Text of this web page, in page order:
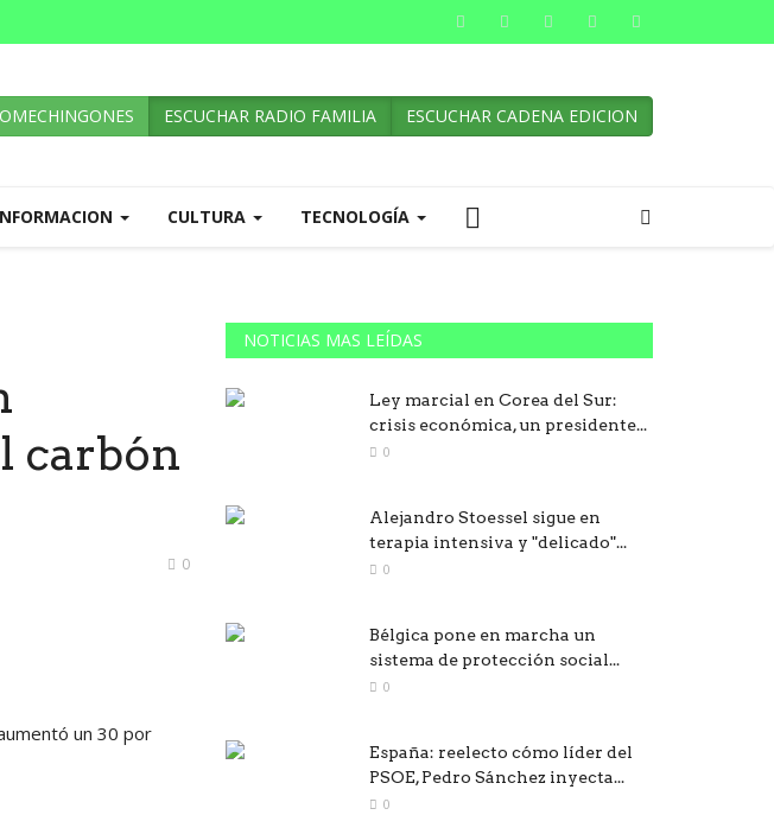
ESCUCHAR RADIO FAMILIA ESCUCHAR CADENA EDICION
CULTURA TECNOLOGÍA
carbón
0
un 30 por
NOTICIAS MAS LEÍDAS
Ley marcial en Corea del Sur:
crisis económica, un presidente...
0
Alejandro Stoessel sigue en
terapia intensiva y "delicado"...
0
Bélgica pone en marcha un
sistema de protección social...
0
España: reelecto cómo líder del
PSOE, Pedro Sánchez inyecta...
0